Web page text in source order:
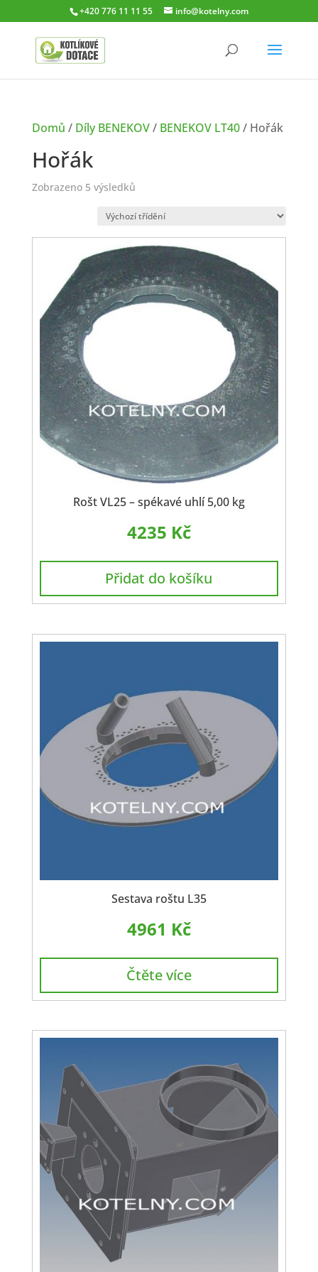
+420 776 11 11 55 info@kotelny.com
Domů / Díly BENEKOV/ BENEKOV LT40/ Hořák
Hořák
Zobrazeno 5 výsledků
Rošt VL25 – spékavé uhlí 5,00 kg
4235 Kč
Přidat do košíku
Sestava roštu L35
4961 Kč
Čtěte více